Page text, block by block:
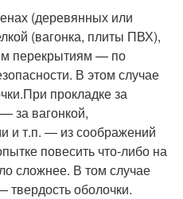
(деревянных или
(вагонка, плиты ПВХ),
перекрытиям — по
В этом случае
прокладке за
за вагонкой,
и т.п. — из соображений
повесить что-либо на
сложнее. В том случае
оболочки.